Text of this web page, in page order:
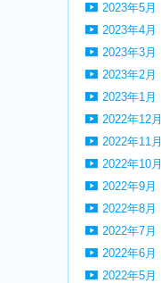
2023年5月
2023年4月
2023年3月
2023年2月
2023年1月
2022年12月
2022年11月
2022年10月
2022年9月
2022年8月
2022年7月
2022年6月
2022年5月